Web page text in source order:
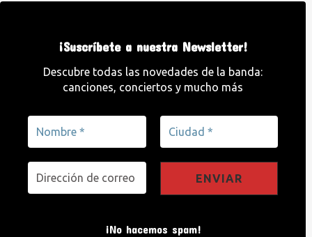
¡Suscríbete a nuestra Newsletter!
Descubre todas las novedades de la banda:
canciones, conciertos y mucho más
¡No hacemos spam!